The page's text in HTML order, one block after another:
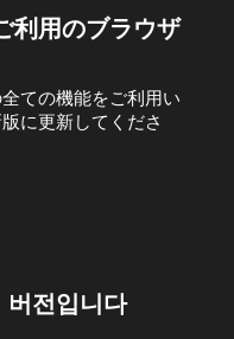
利用のブラウザ
ての機能をご利用い
に更新してくださ
버전입니다